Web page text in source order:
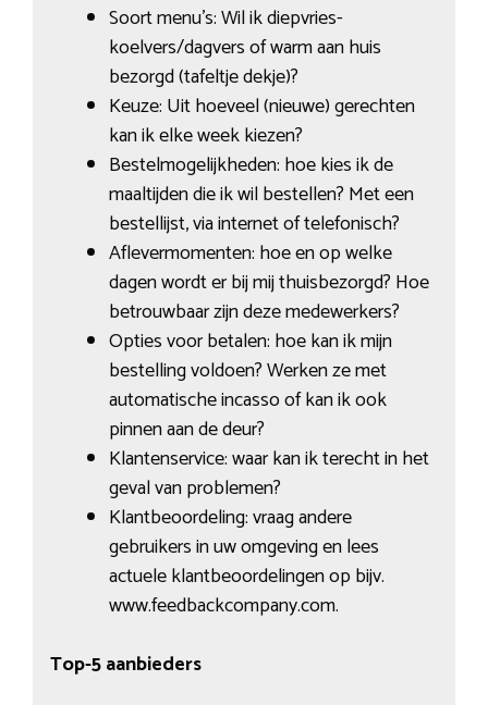
Soort menu’s: Wil ik diepvries-
koelvers/dagvers of warm aan huis
bezorgd (tafeltje dekje)?
Keuze: Uit hoeveel (nieuwe) gerechten
kan ik elke week kiezen?
Bestelmogelijkheden: hoe kies ik de
maaltijden die ik wil bestellen? Met een
bestellijst, via internet of telefonisch?
Aflevermomenten: hoe en op welke
dagen wordt er bij mij thuisbezorgd? Hoe
betrouwbaar zijn deze medewerkers?
Opties voor betalen: hoe kan ik mijn
bestelling voldoen? Werken ze met
automatische incasso of kan ik ook
pinnen aan de deur?
Klantenservice: waar kan ik terecht in het
geval van problemen?
Klantbeoordeling: vraag andere
gebruikers in uw omgeving en lees
actuele klantbeoordelingen op bijv.
www.feedbackcompany.com.
Top-5 aanbieders